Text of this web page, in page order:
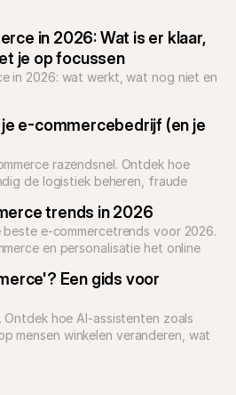
in 2026: Wat is er klaar,
je op focussen
in 2026: wat werkt, wat nog niet en
e-commercebedrijf (en je
razendsnel. Ontdek hoe
de logistiek beheren, fraude
trends in 2026
e-commercetrends voor 2026.
en personalisatie het online
Een gids voor
Ontdek hoe AI-assistenten zoals
mensen winkelen veranderen, wat